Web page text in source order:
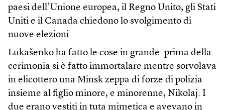
paesi dell’Unione europea, il Regno Unito, gli Stati
Uniti e il Canada chiedono lo svolgimento di
nuove elezioni.
Lukašenko ha fatto le cose in grande: prima della
cerimonia si è fatto immortalare mentre sorvolava
in elicottero una Minsk zeppa di forze di polizia
insieme al figlio minore, e minorenne, Nikolaj. I
due erano vestiti in tuta mimetica e avevano in